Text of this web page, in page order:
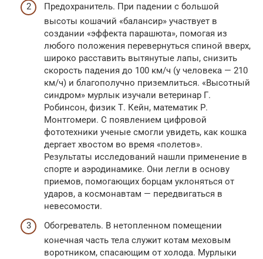
Предохранитель. При падении с большой
высоты кошачий «балансир» участвует в
создании «эффекта парашюта», помогая из
любого положения перевернуться спиной вверх,
широко расставить вытянутые лапы, снизить
скорость падения до 100 км/ч (у человека — 210
км/ч) и благополучно приземлиться. «Высотный
синдром» мурлык изучали ветеринар Г.
Робинсон, физик Т. Кейн, математик Р.
Монтгомери. С появлением цифровой
фототехники ученые смогли увидеть, как кошка
дергает хвостом во время «полетов».
Результаты исследований нашли применение в
спорте и аэродинамике. Они легли в основу
приемов, помогающих борцам уклоняться от
ударов, а космонавтам — передвигаться в
невесомости.
Обогреватель. В нетопленном помещении
конечная часть тела служит котам меховым
воротником, спасающим от холода. Мурлыки